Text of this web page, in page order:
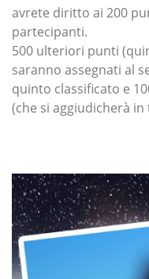
avrete diritto ai 200
partecipanti.
500 ulteriori punti
saranno assegnati al
quinto classificato e
(che si aggiudicherà